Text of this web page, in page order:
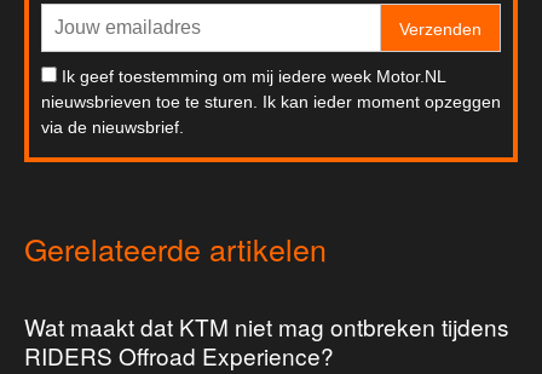
Verzenden
Ik geef toestemming om mij iedere week Motor.NL
nieuwsbrieven toe te sturen. Ik kan ieder moment opzeggen
via de nieuwsbrief.
Gerelateerde artikelen
Wat maakt dat KTM niet mag ontbreken tijdens
RIDERS Offroad Experience?